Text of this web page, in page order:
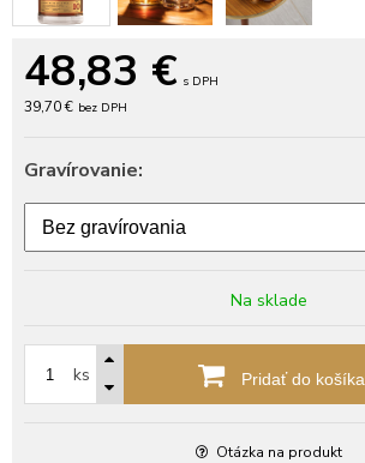
48,83 € s DPH
39,70 € bez DPH
Gravírovanie:
Na sklade
ks Pridať do košíka
Otázka na produkt